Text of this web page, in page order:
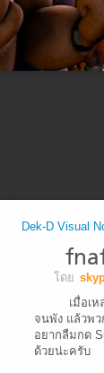
Dek-D Visual
โดย
เมื่อเ
จนพัง แล้วพ
อยากลืมกด
ด้วยน่ะครับ